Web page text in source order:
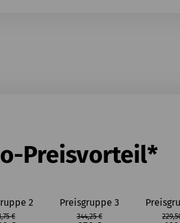
Preisvorteil*
2
€
Preisgruppe 3
344,25 €